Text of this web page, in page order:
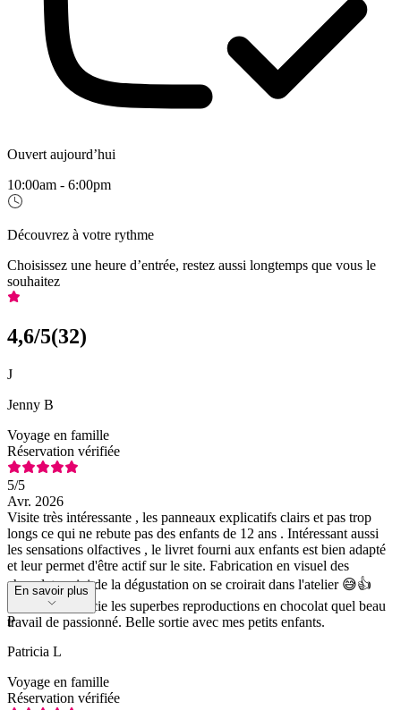
Ouvert aujourd’hui
10:00am - 6:00pm
Découvrez à votre rythme
Choisissez une heure d’entrée, restez aussi longtemps que vous le
souhaitez
4,6/5(32)
J
Jenny B
Voyage en famille
Réservation vérifiée
5/5
Avr. 2026
Visite très intéressante , les panneaux explicatifs clairs et pas trop
longs ce qui ne rebute pas des enfants de 12 ans . Intéressant aussi
les sensations olfactives , le livret fourni aux enfants est bien adapté
et leur permet d'être actif sur le site. Fabrication en visuel des
chocolats suivi de la dégustation on se croirait dans l'atelier 😅👍
Enfin on apprécie les superbes reproductions en chocolat quel beau
travail de passionné. Belle sortie avec mes petits enfants.
En savoir plus
P
Patricia L
Voyage en famille
Réservation vérifiée